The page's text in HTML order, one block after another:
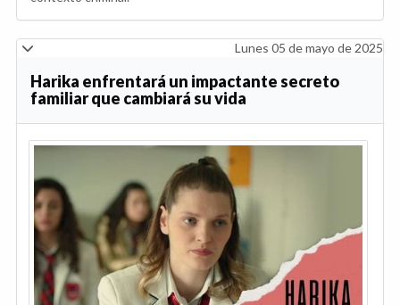
Lunes 05 de mayo de 2025
Harika enfrentará un impactante secreto
familiar que cambiará su vida